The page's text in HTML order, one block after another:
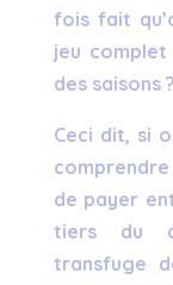
fois fait
jeu
des saisons
Ceci dit, si
de payer
tiers du
transfuge